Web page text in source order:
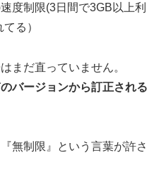
度制限(3日間で3GB以上利
る）
まだ直っていません。
バージョンから訂正される
無制限』という言葉が許さ